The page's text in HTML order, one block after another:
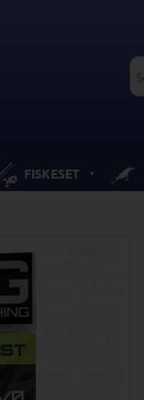
FISKESET